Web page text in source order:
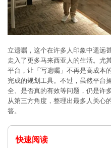
立遗嘱，这个在许多人印象中遥远
走入了更多马来西亚人的生活。
平台，让「写遗嘱」不再是高成本
完成的规划工具。不过，虽然平台
全、是否真的有效等问题，仍是许
从第三方角度，整理出最多人关心
答。
快速阅读